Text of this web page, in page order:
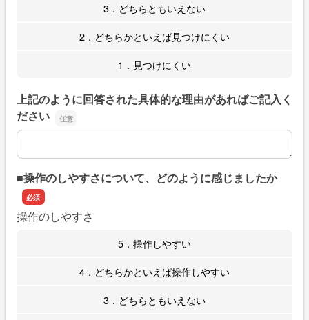
3．どちらともいえない
2．どちらかといえば見つけにくい
1．見つけにくい
上記のように回答された具体的な理由があればご記入く
ださい
上記のように回答された具体的な理由があればご記入くだ
■操作のしやすさについて、どのように感じましたか
操作のしやすさ
5．操作しやすい
4．どちらかといえば操作しやすい
3．どちらともいえない